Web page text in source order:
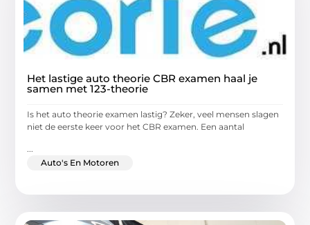
Het lastige auto theorie CBR examen haal je
samen met 123-theorie
Is het auto theorie examen lastig? Zeker, veel mensen slagen
niet de eerste keer voor het CBR examen. Een aantal
Auto's En Motoren